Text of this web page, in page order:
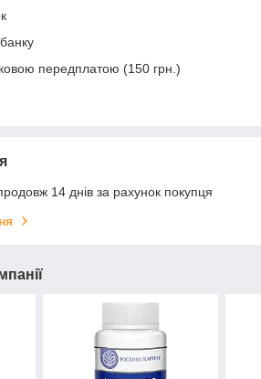
передплатою (150 грн.)
14 днів за рахунок покупця